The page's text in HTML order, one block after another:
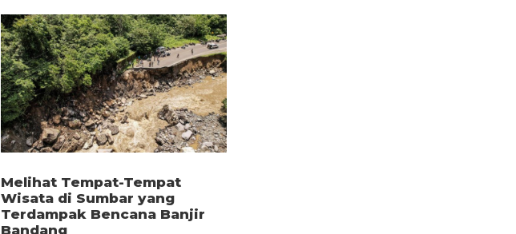
Melihat Tempat-Tempat
Wisata di Sumbar yang
Terdampak Bencana Banjir
Bandang